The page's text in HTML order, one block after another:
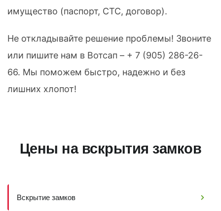
имущество (паспорт, СТС, договор).
Не откладывайте решение проблемы! Звоните
или пишите нам в Вотсап – + 7 (905) 286-26-
66. Мы поможем быстро, надежно и без
лишних хлопот!
Цены на вскрытия замков
Вскрытие замков